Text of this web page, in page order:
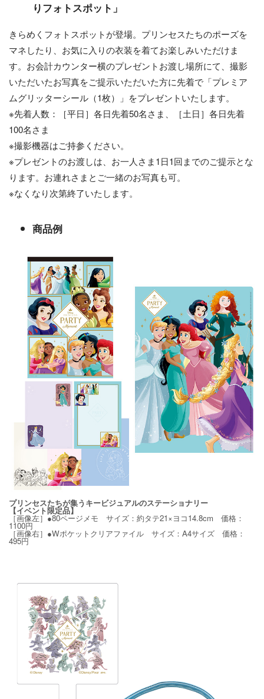
りフォトスポット」
きらめくフォトスポットが登場。プリンセスたちのポーズを
マネしたり、お気に入りの衣装を着てお楽しみいただけま
す。お会計カウンター横のプレゼントお渡し場所にて、撮影
いただいたお写真をご提示いただいた方に先着で「プレミア
ムグリッターシール（1枚）」をプレゼントいたします。
※先着人数：［平日］各日先着50名さま、［土日］各日先着
100名さま
※撮影機器はご持参ください。
※プレゼントのお渡しは、お一人さま1日1回までのご提示とな
ります。お連れさまとご一緒のお写真も可。
※なくなり次第終了いたします。
商品例
プリンセスたちが集うキービジュアルのステーショナリー
【イベント限定品】
［画像左］●80ページメモ サイズ：約タテ21×ヨコ14.8cm 価格：
1100円
［画像右］●Wポケットクリアファイル サイズ：A4サイズ 価格：
495円